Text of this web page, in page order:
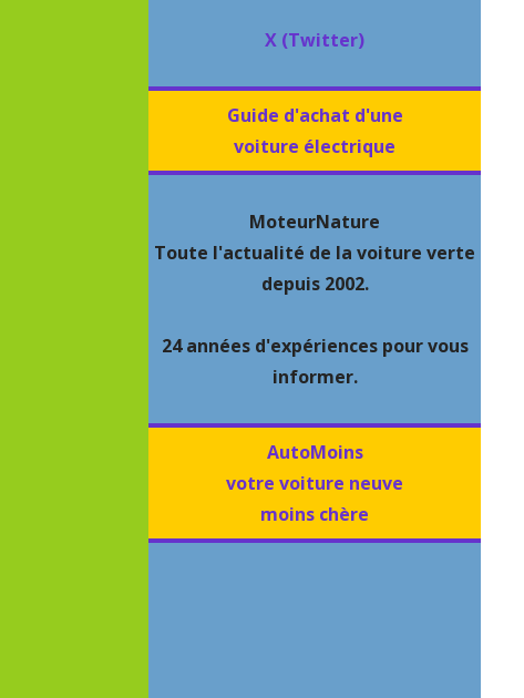
X (Twitter)
Guide d'achat d'une
voiture électrique
MoteurNature
Toute l'actualité de la voiture verte
depuis 2002.
24 années d'expériences pour vous
informer.
AutoMoins
votre voiture neuve
moins chère